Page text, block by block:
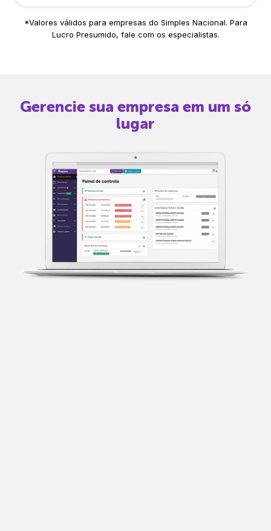
*Valores válidos para empresas do Simples Nacional. Para
Lucro Presumido, fale com os especialistas.
Gerencie sua empresa em um só
lugar